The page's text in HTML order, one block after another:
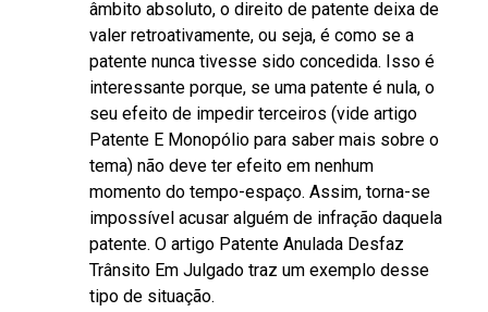
âmbito absoluto, o direito de patente deixa de
valer retroativamente, ou seja, é como se a
patente nunca tivesse sido concedida. Isso é
interessante porque, se uma patente é nula, o
seu efeito de impedir terceiros (vide artigo
Patente E Monopólio para saber mais sobre o
tema) não deve ter efeito em nenhum
momento do tempo-espaço. Assim, torna-se
impossível acusar alguém de infração daquela
patente. O artigo Patente Anulada Desfaz
Trânsito Em Julgado traz um exemplo desse
tipo de situação.